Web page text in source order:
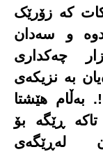
کە زۆرێک
و سەدان
و ٧ هەزار چەکداری
بە نزیکەی
بەڵام هێشتا
ڕێگە بۆ
لەڕێگەی